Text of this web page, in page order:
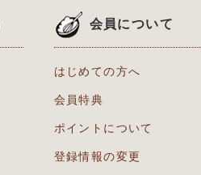
会員について
はじめての方へ
会員特典
ポイントについて
登録情報の変更